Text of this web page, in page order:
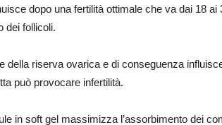
dopo una fertilità ottimale che va dai 18 ai
dei follicoli.
della riserva ovarica e di conseguenza
può provocare infertilità.
in soft gel massimizza l’assorbimento dei